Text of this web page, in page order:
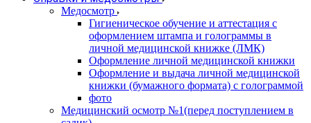
Медосмотр
Гигиеническое обучение и аттестация с
оформлением штампа и голограммы в
личной медицинской книжке (ЛМК)
Оформление личной медицинской книжки
Оформление и выдача личной медицинской
книжки (бумажного формата) с голограммой
фото
Медицинский осмотр №1(перед поступлением в